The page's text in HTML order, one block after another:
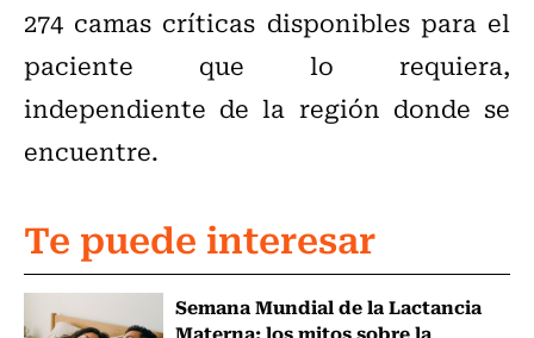
274 camas críticas disponibles para el
paciente que lo requiera,
independiente de la región donde se
encuentre.
Te puede interesar
Semana Mundial de la Lactancia
Materna: los mitos sobre la